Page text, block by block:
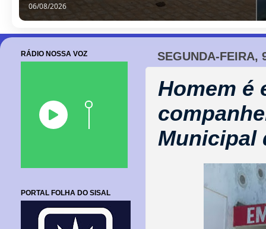
06/08/2026
SEGUNDA-FEIRA,
Homem é
Municipal
RÁDIO NOSSA VOZ
PORTAL FOLHA DO SISAL